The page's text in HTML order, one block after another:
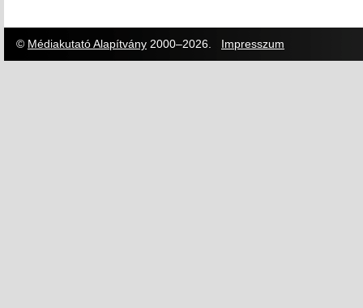
© Médiakutató Alapítvány 2000–2026. Impresszum